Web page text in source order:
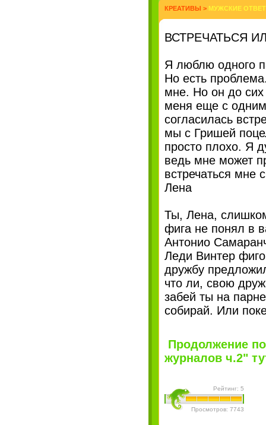
КРЕАТИВЫ > МУЖСКИЕ
ВСТРЕЧАТЬСЯ
Я люблю одного
Но есть
мне. Но он до сих
меня еще с
согласилась
мы с Гришей
просто плохо. Я
ведь мне может
встречаться мне
Лена
Ты, Лена,
фига не понял в
Антонио
Леди Винтер
дружбу
что ли, свою
забей ты на
собирай. Или
Продолжение
журналов ч.2"
Рейтинг: 5
Просмотров: 7743